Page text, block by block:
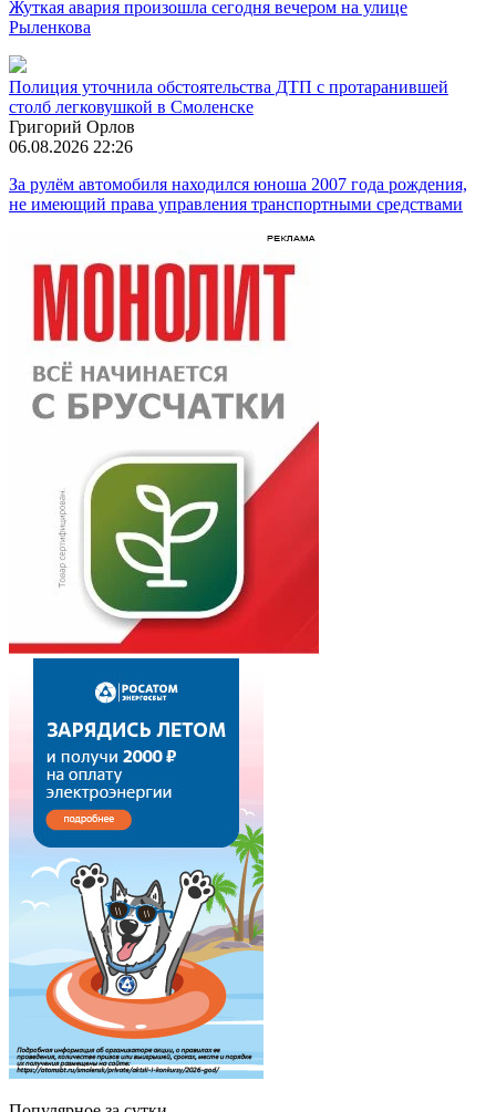
Жуткая авария произошла сегодня вечером на улице
Рыленкова
Полиция уточнила обстоятельства ДТП с протаранившей
столб легковушкой в Смоленске
Григорий Орлов
06.08.2026 22:26
За рулём автомобиля находился юноша 2007 года рождения,
не имеющий права управления транспортными средствами